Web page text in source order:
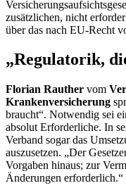
zusätzlichen, nicht
über das nach EU-Recht
„Regulatorik,
Florian Rauther vom
Krankenversicherung
braucht“. Notwendig sei
absolut Erforderliche. In
Verband sogar das
auszusetzen. „Der
Vorgaben hinaus; zur
Änderungen erforderlich.“